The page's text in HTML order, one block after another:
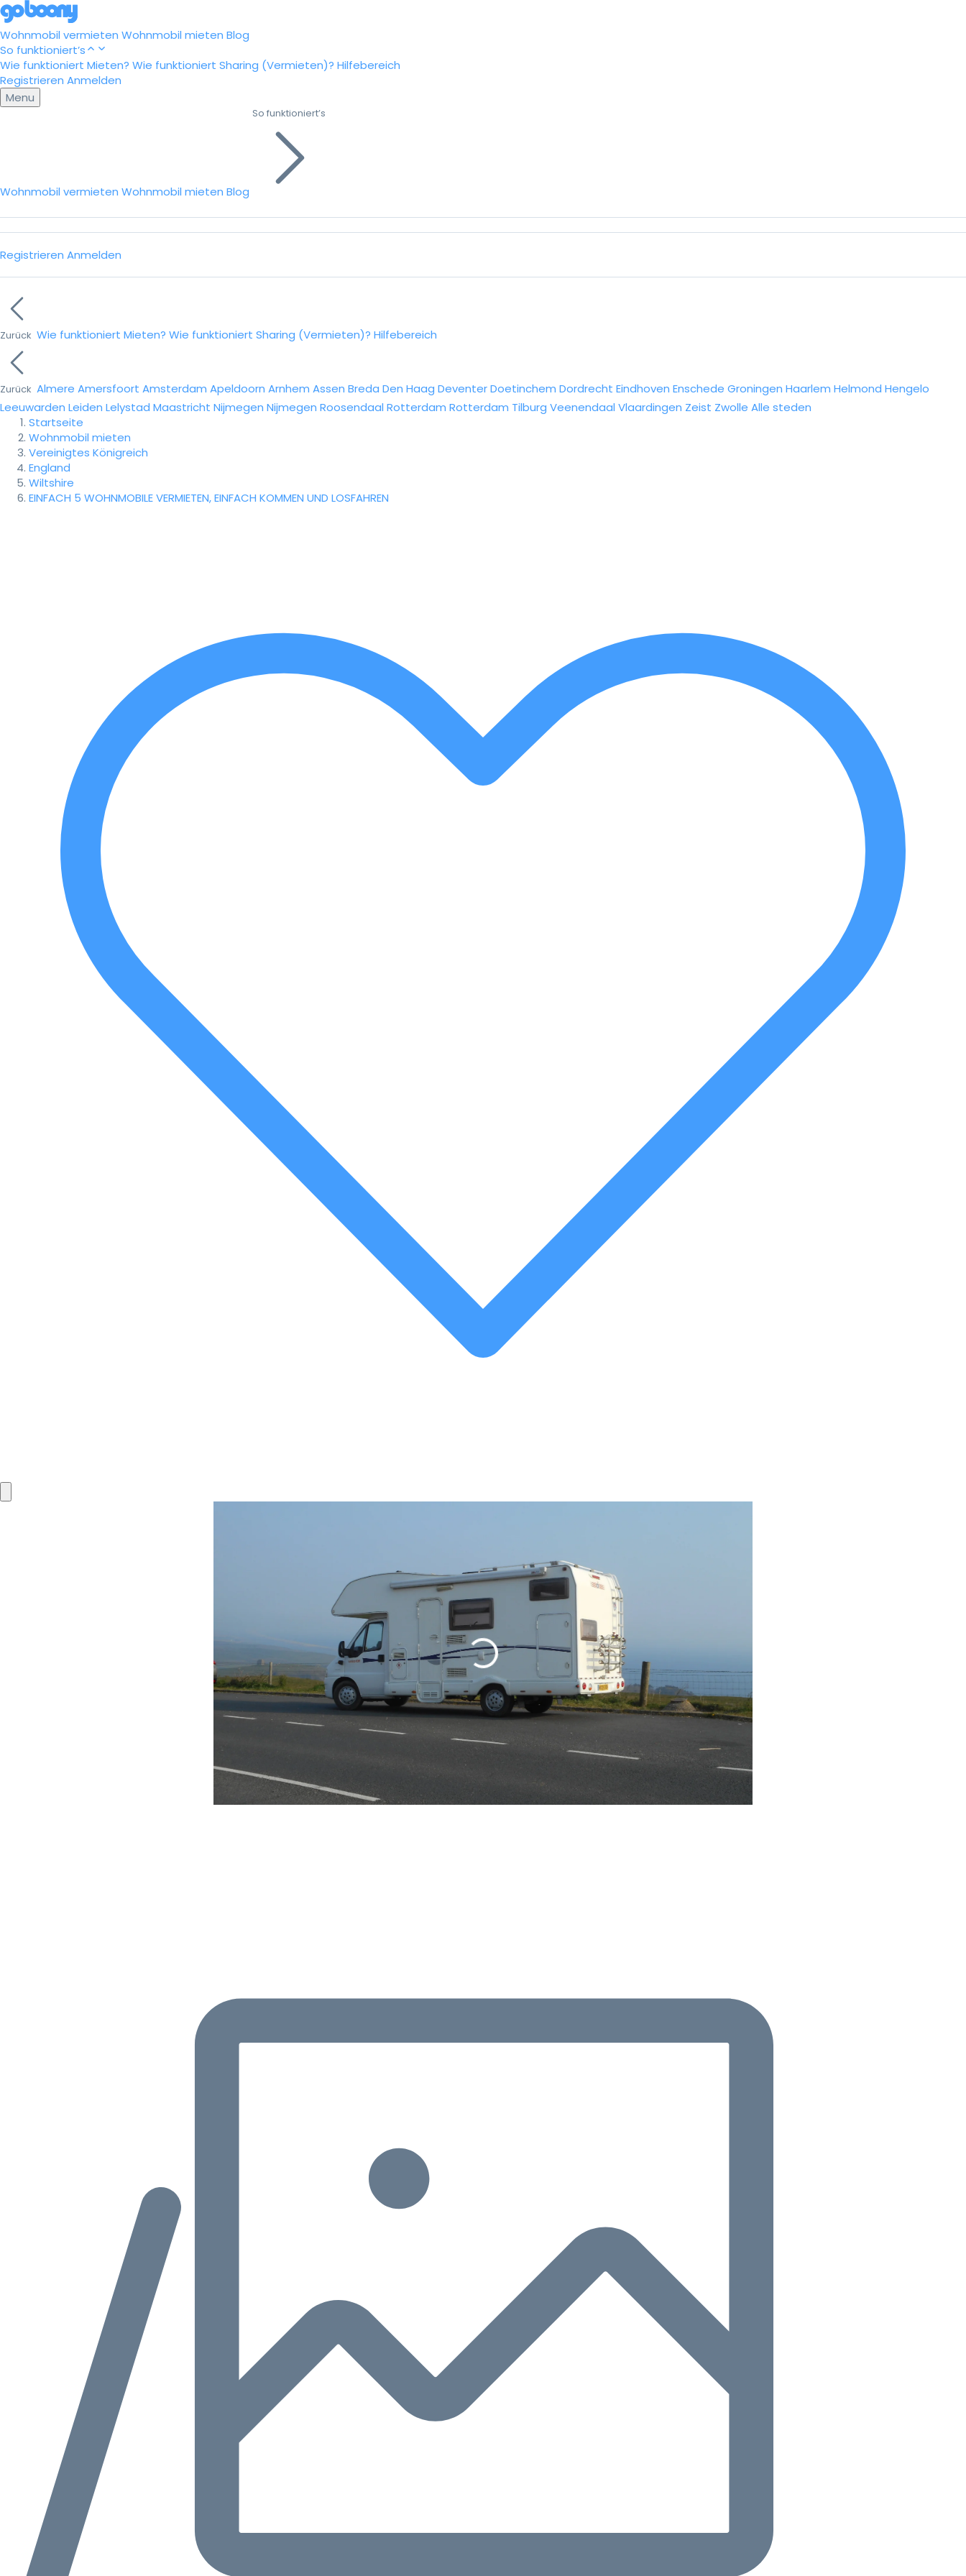
Wohnmobil vermieten Wohnmobil mieten Blog
So funktioniert’s
Wie funktioniert Mieten? Wie funktioniert Sharing (Vermieten)? Hilfebereich
Registrieren Anmelden
Menu
Wohnmobil vermieten Wohnmobil mieten Blog
So funktioniert’s
Registrieren Anmelden
Zurück Wie funktioniert Mieten? Wie funktioniert Sharing (Vermieten)? Hilfebereich
Zurück Almere Amersfoort Amsterdam Apeldoorn Arnhem Assen Breda Den Haag DeventerDoetinchem Dordrecht Eindhoven Enschede Groningen Haarlem Helmond Hengelo
Leeuwarden Leiden Lelystad Maastricht Nijmegen Nijmegen Roosendaal Rotterdam Rotterdam Tilburg Veenendaal Vlaardingen Zeist Zwolle Alle steden
Startseite
Wohnmobil mieten
Vereinigtes Königreich
England
Wiltshire
EINFACH 5 WOHNMOBILE VERMIETEN, EINFACH KOMMEN UND LOSFAHREN